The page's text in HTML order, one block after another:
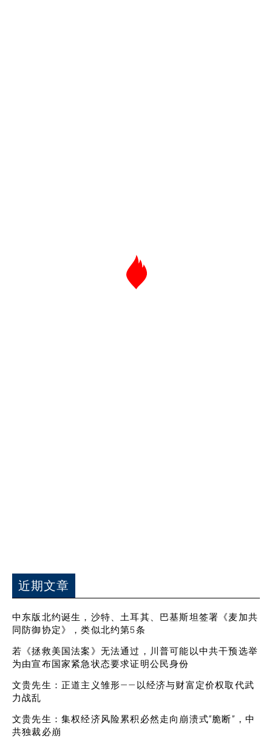
近期文章
中东版北约诞生，沙特、土耳其、巴基斯坦签署《麦加共
同防御协定》，类似北约第5条
若《拯救美国法案》无法通过，川普可能以中共干预选举
为由宣布国家紧急状态要求证明公民身份
文贵先生：正道主义雏形——以经济与财富定价权取代武
力战乱
文贵先生：集权经济风险累积必然走向崩溃式“脆断”，中
共独裁必崩